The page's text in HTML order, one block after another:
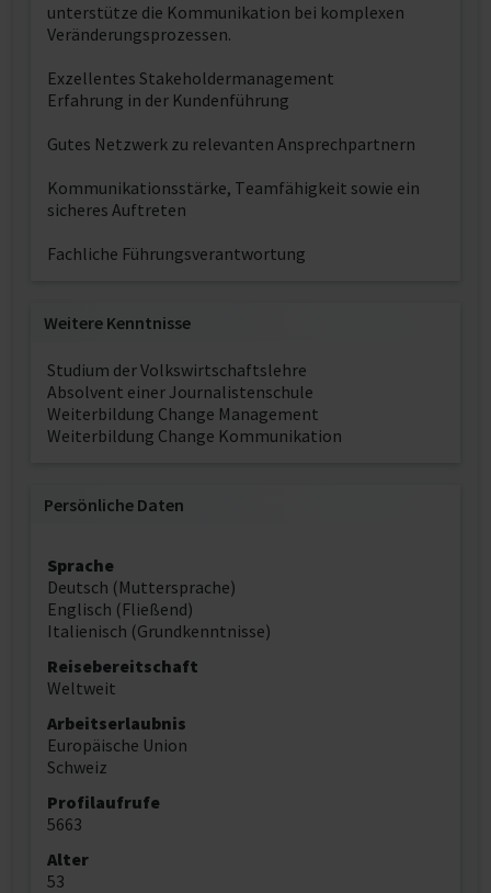
unterstütze die Kommunikation bei komplexen
Veränderungsprozessen.
Exzellentes Stakeholdermanagement
Erfahrung in der Kundenführung
Gutes Netzwerk zu relevanten Ansprechpartnern
Kommunikationsstärke, Teamfähigkeit sowie ein
sicheres Auftreten
Fachliche Führungsverantwortung
Weitere Kenntnisse
Studium der Volkswirtschaftslehre
Absolvent einer Journalistenschule
Weiterbildung Change Management
Weiterbildung Change Kommunikation
Persönliche Daten
Sprache
Deutsch (Muttersprache)
Englisch (Fließend)
Italienisch (Grundkenntnisse)
Reisebereitschaft
Weltweit
Arbeitserlaubnis
Europäische Union
Schweiz
Profilaufrufe
5663
Alter
53